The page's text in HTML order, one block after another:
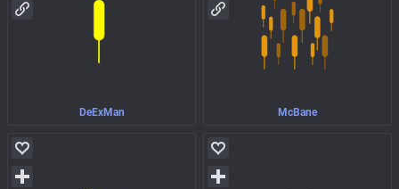
DeExMan McBane